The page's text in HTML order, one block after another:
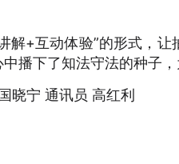
解+互动体验”的形式，
播下了知法守法的种子
晓宁 通讯员 高红利